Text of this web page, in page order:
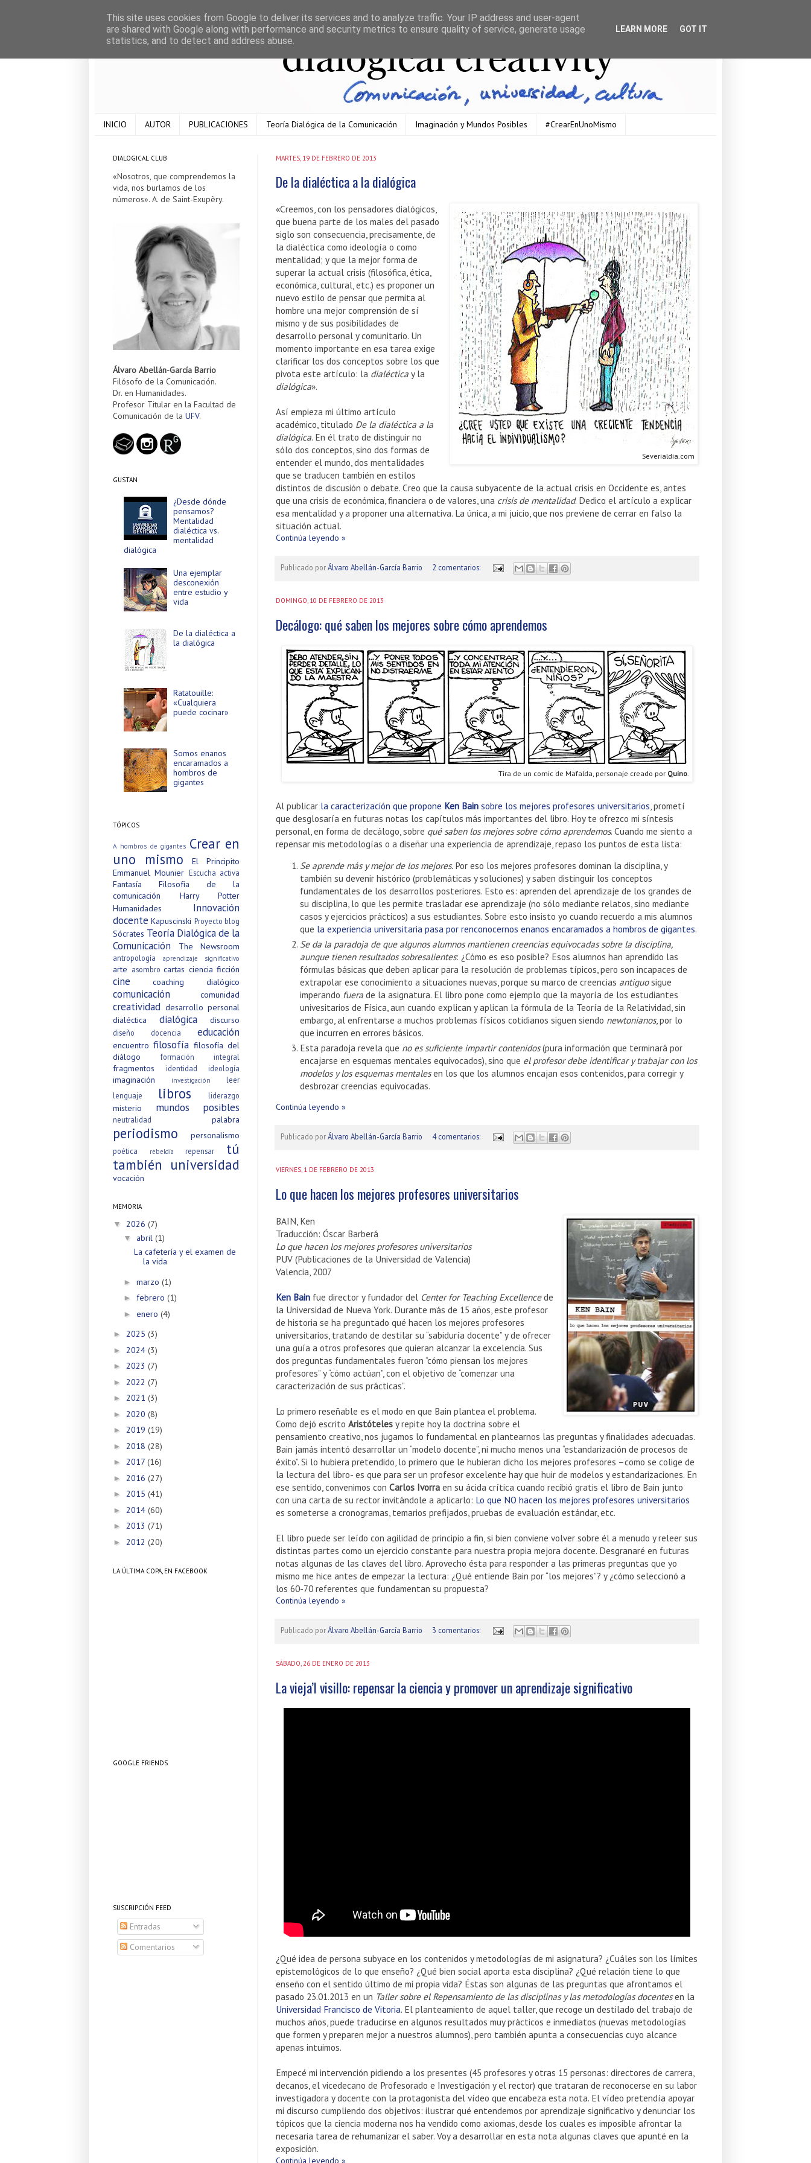
INICIO AUTOR PUBLICACIONES Teoría Dialógica de la Comunicación Imaginación y Mundos Posibles #CrearEnUnoMismo
MARTES, 19 DE FEBRERO DE 2013
De la dialéctica a la dialógica
Severialdia.com
«Creemos, con los pensadores dialógicos,
que buena parte de los males del pasado
siglo son consecuencia, precisamente, de
la dialéctica como ideología o como
mentalidad; y que la mejor forma de
superar la actual crisis (filosófica, ética,
económica, cultural, etc.) es proponer un
nuevo estilo de pensar que permita al
hombre una mejor comprensión de sí
mismo y de sus posibilidades de
desarrollo personal y comunitario. Un
momento importante en esa tarea exige
clarificar los dos conceptos sobre los que
pivota este artículo: la dialéctica y la
dialógica».
Así empieza mi último artículo
académico, titulado De la dialéctica a la
dialógica. En él trato de distinguir no
sólo dos conceptos, sino dos formas de
entender el mundo, dos mentalidades
que se traducen también en estilos
distintos de discusión o debate. Creo que la causa subyacente de la actual crisis en Occidente es, antes
que una crisis de económica, financiera o de valores, una crisis de mentalidad. Dedico el artículo a explicar
esa mentalidad y a proponer una alternativa. La única, a mi juicio, que nos previene de cerrar en falso la
situación actual.
Continúa leyendo »
Publicado porÁlvaro Abellán-García Barrio 2 comentarios:
DOMINGO, 10 DE FEBRERO DE 2013
Decálogo: qué saben los mejores sobre cómo aprendemos
Tira de un comic de Mafalda, personaje creado por Quino
Al publicar la caracterización que propone Ken Bain sobre los mejores profesores universitarios , prometí
que desglosaría en futuras notas los capítulos más importantes del libro. Hoy te ofrezco mi síntesis
personal, en forma de decálogo, sobre qué saben los mejores sobre cómo aprendemos. Cuando me siento a
repensar mis metodologías o a diseñar una experiencia de aprendizaje, repaso los puntos de esta lista:
Se aprende más y mejor de los mejores. Por eso los mejores profesores dominan la disciplina, y
también su devenir histórico (problemáticas y soluciones) y saben distinguir los conceptos
fundamentales de los desarrollos posteriores. Esto es: aprenden del aprendizaje de los grandes de
su disciplina, lo que les permite trasladar ese aprendizaje (no sólo mediante relatos, sino mediante
casos y ejercicios prácticos) a sus estudiantes. Sobre esto insisto yo cuando recuerdo a mis alumnos
que la experiencia universitaria pasa por renconocernos enanos encaramados a hombros de gigantes.
Se da la paradoja de que algunos alumnos mantienen creencias equivocadas sobre la disciplina,
aunque tienen resultados sobresalientes: ¿Cómo es eso posible? Esos alumnos han aprendido las
fórmulas básicas que deben aplicar para la resolución de problemas típicos, pero son incapaces de
extrapolar ese conocimiento a situaciones nuevas, porque su marco de creencias antiguosigue
imperando fuera de la asignatura. El libro pone como ejemplo que la mayoría de los estudiantes
univesitarios de Física, aun cuando explican y aplican la fórmula de la Teoría de la Relatividad, sin
embargo, al enfrentarse a muchos problemas físicos cotidianos siguen siendo newtonianos, por lo
que incurren en errores básicos.
Esta paradoja revela que no es suficiente impartir contenidos(pura información que terminará por
encajarse en esquemas mentales equivocados), sino que el profesor debe identificar y trabajar con los
modelos y los esquemas mentalesen los que los alumnos encajan esos contenidos, para corregir y
desbrozar creencias equivocadas.
Continúa leyendo »
Publicado porÁlvaro Abellán-García Barrio 4 comentarios:
VIERNES, 1 DE FEBRERO DE 2013
Lo que hacen los mejores profesores universitarios
BAIN, Ken
Traducción: Óscar Barberá
Lo que hacen los mejores profesores universitarios
PUV (Publicaciones de la Universidad de Valencia)
Valencia, 2007
Ken Bain fue director y fundador del Center for Teaching Excellencede
la Universidad de Nueva York. Durante más de 15 años, este profesor
de historia se ha preguntado qué hacen los mejores profesores
universitarios, tratando de destilar su “sabiduría docente” y de ofrecer
una guía a otros profesores que quieran alcanzar la excelencia. Sus
dos preguntas fundamentales fueron “cómo piensan los mejores
profesores” y “cómo actúan”, con el objetivo de “comenzar una
caracterización de sus prácticas”.
Lo primero reseñable es el modo en que Bain plantea el problema.
Como dejó escrito Aristóteles y repite hoy la doctrina sobre el
pensamiento creativo, nos jugamos lo fundamental en plantearnos las preguntas y finalidades adecuadas.
Bain jamás intentó desarrollar un “modelo docente”, ni mucho menos una “estandarización de procesos de
éxito”. Si lo hubiera pretendido, lo primero que le hubieran dicho los mejores profesores –como se colige de
la lectura del libro- es que para ser un profesor excelente hay que huir de modelos y estandarizaciones. En
ese sentido, convenimos con Carlos Ivorra en su ácida crítica cuando recibió gratis el libro de Bain junto
con una carta de su rector invitándole a aplicarlo: Lo que NO hacen los mejores profesores universitarios
es someterse a cronogramas, temarios prefijados, pruebas de evaluación estándar, etc.
El libro puede ser leído con agilidad de principio a fin, si bien conviene volver sobre él a menudo y releer sus
distintas partes como un ejercicio constante para nuestra propia mejora docente. Desgranaré en futuras
notas algunas de las claves del libro. Aprovecho ésta para responder a las primeras preguntas que yo
mismo me hice antes de empezar la lectura: ¿Qué entiende Bain por “los mejores”? y ¿cómo seleccionó a
los 60-70 referentes que fundamentan su propuesta?
Continúa leyendo »
Publicado porÁlvaro Abellán-García Barrio 3 comentarios:
SÁBADO, 26 DE ENERO DE 2013
La vieja’l visillo: repensar la ciencia y promover un aprendizaje significativo
¿Qué idea de persona subyace en los contenidos y metodologías de mi asignatura? ¿Cuáles son los límites
epistemológicos de lo que enseño? ¿Qué bien social aporta esta disciplina? ¿Qué relación tiene lo que
enseño con el sentido último de mi propia vida? Éstas son algunas de las preguntas que afrontamos el
pasado 23.01.2013 en un Taller sobre el Repensamiento de las disciplinas y las metodologías docentesen la
Universidad Francisco de Vitoria. El planteamiento de aquel taller, que recoge un destilado del trabajo de
muchos años, puede traducirse en algunos resultados muy prácticos e inmediatos (nuevas metodologías
que formen y preparen mejor a nuestros alumnos), pero también apunta a consecuencias cuyo alcance
apenas intuimos.
Empecé mi intervención pidiendo a los presentes (45 profesores y otras 15 personas: directores de carrera,
decanos, el vicedecano de Profesorado e Investigación y el rector) que trataran de reconocerse en su labor
investigadora y docente con la protagonista del vídeo que encabeza esta nota. El vídeo pretendía apoyar
mi discurso cumpliendo dos objetivos: ilustrar qué entendemos por aprendizaje significativo y denunciar los
tópicos que la ciencia moderna nos ha vendido como axiomas, desde los cuales es imposible afrontar la
necesaria tarea de rehumanizar el saber. Voy a desarrollar en esta nota algunas claves que apunté en la
exposición.
Continúa leyendo »
DIALOGICAL CLUB
«Nosotros, que comprendemos la
vida, nos burlamos de los
números». A. de Saint-Exupèry.
Álvaro Abellán-García Barrio
Filósofo de la Comunicación.
Dr. en Humanidades.
Profesor Titular en la Facultad de
Comunicación de la UFV.
GUSTAN
¿Desde dónde
pensamos?
Mentalidad
dialéctica vs.
mentalidad
dialógica
Una ejemplar
desconexión
entre estudio y
vida
De la dialéctica a
la dialógica
Ratatouille:
«Cualquiera
puede cocinar»
Somos enanos
encaramados a
hombros de
gigantes
TÓPICOS
A hombros de gigantes Crear en
uno mismo
El Principito
Emmanuel Mounier Escucha activa
Fantasía
Filosofía de la
comunicación
Harry Potter
Humanidades
Innovación
docente Kapuscinski Proyecto blog
Sócrates Teoría Dialógica de la
Comunicación
The Newsroom
antropología aprendizaje significativo
arte asombro cartas ciencia ficción
cine coaching dialógico
comunicación comunidad
creatividad desarrollo personal
dialéctica
dialógica discurso
diseño docencia educación
encuentro filosofía filosofía del
diálogo
formación integral
fragmentos identidad ideología
imaginación investigación
leer
lenguaje
libros liderazgo
misterio mundos posibles
neutralidad palabra
periodismo personalismo
poética rebeldía repensar
tú
también universidad
vocación
MEMORIA
▼ 2026 (7)
▼ abril (1)
La cafetería y el examen de
la vida
► marzo (1)
► febrero (1)
► enero (4)
► 2025 (3)
► 2024 (3)
► 2023 (7)
► 2022 (7)
► 2021 (3)
► 2020 (8)
► 2019 (19)
► 2018 (28)
► 2017 (16)
► 2016 (27)
► 2015 (41)
► 2014 (60)
► 2013 (71)
► 2012 (20)
LA ÚLTIMA COPA, EN FACEBOOK
GOOGLE FRIENDS
SUSCRIPCIÓN FEED
Entradas
Comentarios
This site uses cookies from Google to deliver its services and to analyze traffic. Your IP address and user-agent
are shared with Google along with performance and security metrics to ensure quality of service, generate usage
statistics, and to detect and address abuse.
LEARN MORE GOT IT